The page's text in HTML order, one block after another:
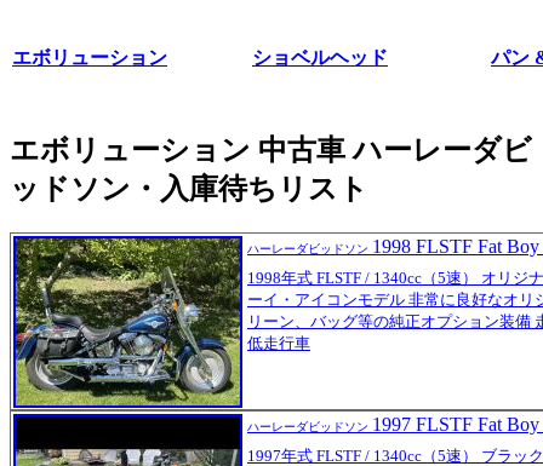
エボリューション ショベルヘッド パン
エボリューション 中古車 ハーレーダビ
ッドソン・入庫待ちリスト
ハーレーダビッドソン 1998 FLSTF Fat Boy
1998年式 FLSTF / 1340cc（5速） オリジ
ーイ・アイコンモデル 非常に良好なオリ
リーン、バッグ等の純正オプション装備
低走行車
ハーレーダビッドソン 1997 FLSTF Fat Boy
1997年式 FLSTF / 1340cc（5速） ブラッ